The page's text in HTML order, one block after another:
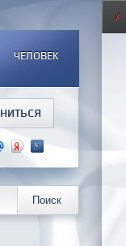
ЧЕЛОВЕК
/